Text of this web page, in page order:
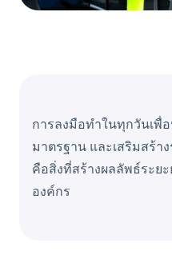
การลงมือทำในทุกวันเพื่
มาตรฐาน และเสริมสร้า
คือสิ่งที่สร้างผลลัพธ์ระย
องค์กร